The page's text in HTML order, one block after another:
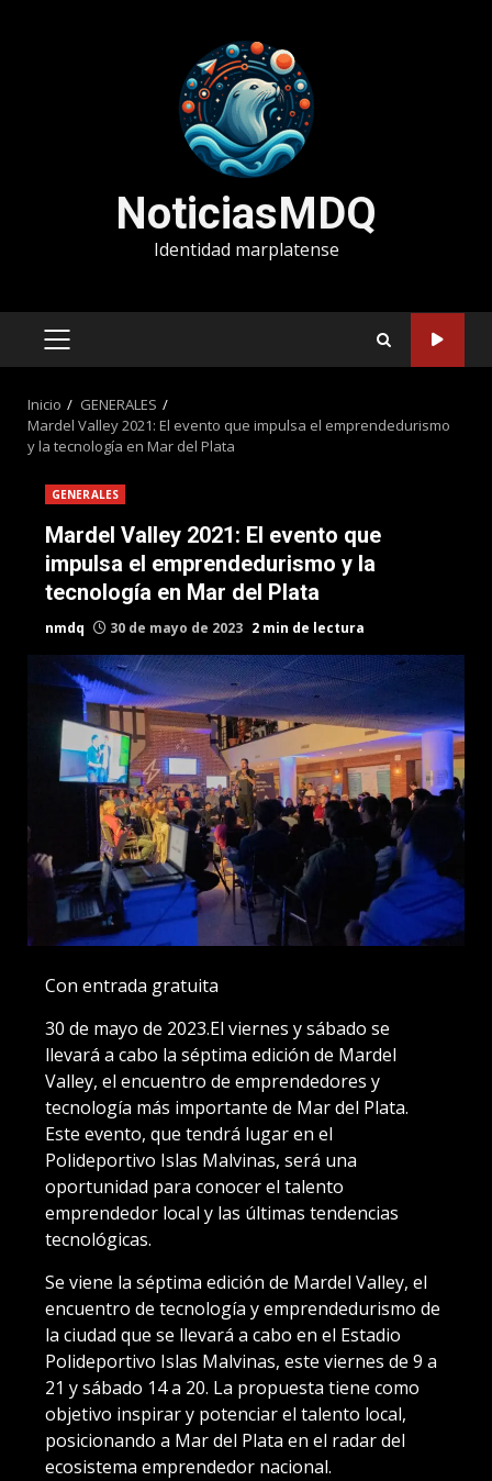
NoticiasMDQ
Identidad marplatense
MENÚ
Inicio
GENERALES
Mardel Valley 2021: El evento que impulsa el emprendedurismo
y la tecnología en Mar del Plata
GENERALES
Mardel Valley 2021: El evento que
impulsa el emprendedurismo y la
tecnología en Mar del Plata
nmdq 30 de mayo de 2023 2 min de lectura
Con entrada gratuita
30 de mayo de 2023.El viernes y sábado se
llevará a cabo la séptima edición de Mardel
Valley, el encuentro de emprendedores y
tecnología más importante de Mar del Plata.
Este evento, que tendrá lugar en el
Polideportivo Islas Malvinas, será una
oportunidad para conocer el talento
emprendedor local y las últimas tendencias
tecnológicas.
Se viene la séptima edición de Mardel Valley, el
encuentro de tecnología y emprendedurismo de
la ciudad que se llevará a cabo en el Estadio
Polideportivo Islas Malvinas, este viernes de 9 a
21 y sábado 14 a 20. La propuesta tiene como
objetivo inspirar y potenciar el talento local,
posicionando a Mar del Plata en el radar del
ecosistema emprendedor nacional.